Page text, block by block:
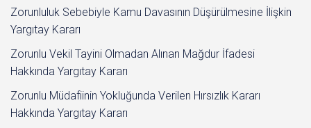
Zorunluluk Sebebiyle Kamu Davasının Düşürülmesine İlişkin
Yargıtay Kararı
Zorunlu Vekil Tayini Olmadan Alınan Mağdur İfadesi
Hakkında Yargıtay Kararı
Zorunlu Müdafiinin Yokluğunda Verilen Hırsızlık Kararı
Hakkında Yargıtay Kararı